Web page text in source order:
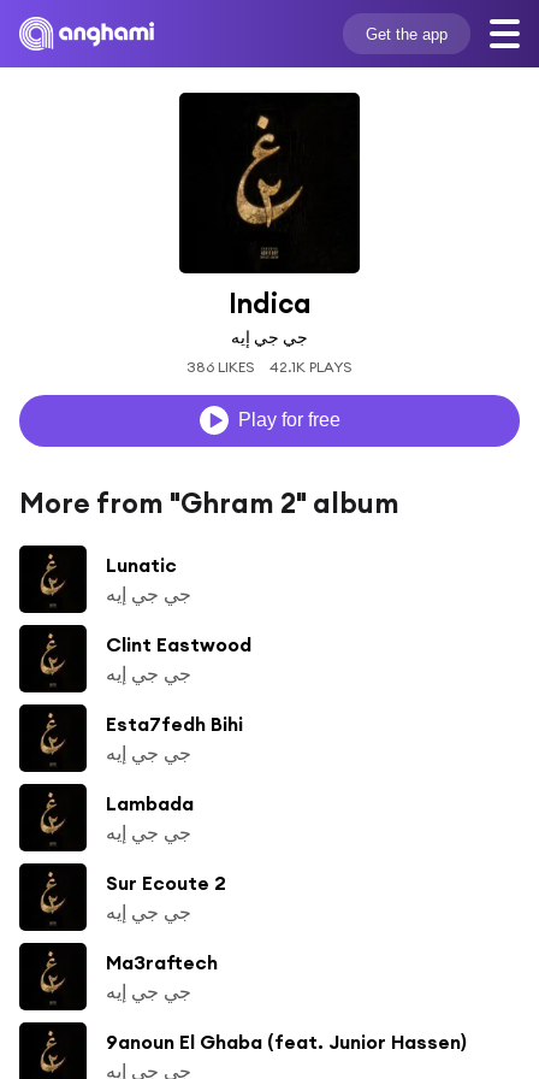
Get the app
Indica
جي جي إيه
386 LIKES 42.1K PLAYS
Play for free
More from "Ghram 2" album
Lunatic
جي جي إيه
Clint Eastwood
جي جي إيه
Esta7fedh Bihi
جي جي إيه
Lambada
جي جي إيه
Sur Ecoute 2
جي جي إيه
Ma3raftech
جي جي إيه
9anoun El Ghaba (feat. Junior Hassen)
جي جي إيه